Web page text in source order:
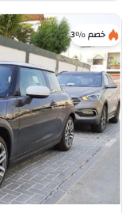
خصم %3